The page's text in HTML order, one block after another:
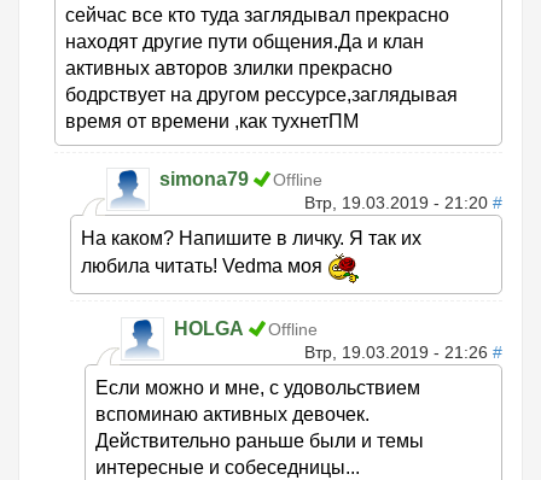
сейчас все кто туда заглядывал прекрасно
находят другие пути общения.Да и клан
активных авторов злилки прекрасно
бодрствует на другом рессурсе,заглядывая
время от времени ,как тухнетПМ
simona79
Offline
Втр, 19.03.2019 - 21:20 #
На каком? Напишите в личку. Я так их
любила читать! Vedma моя
HOLGA
Offline
Втр, 19.03.2019 - 21:26 #
Если можно и мне, с удовольствием
вспоминаю активных девочек.
Действительно раньше были и темы
интересные и собеседницы...